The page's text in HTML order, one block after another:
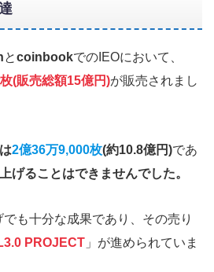
とcoinbookでのIEOにおいて、
(販売総額15億円)が販売されまし
2億36万9,000枚(約10.8億円)であ
げることはできませんでした。
も十分な成果であり、その売り
PROJECT 」が進められていま